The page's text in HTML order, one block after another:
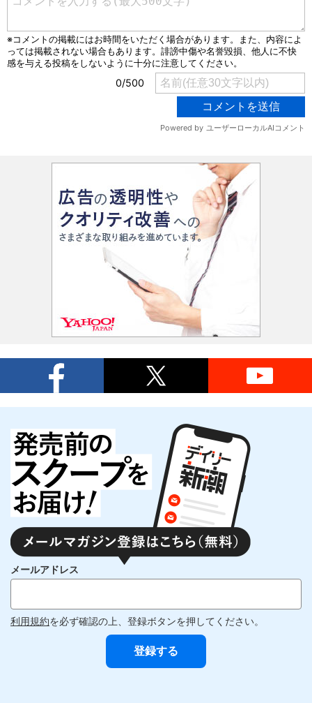
メールアドレス
利用規約を必ず確認の上、登録ボタンを押してください。